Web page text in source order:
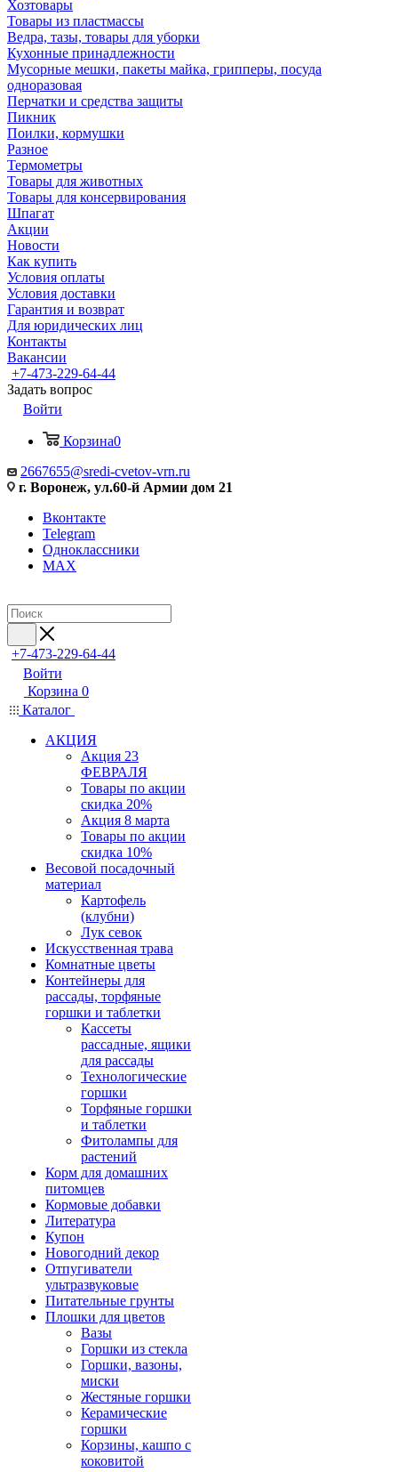
Хозтовары
Товары из пластмассы
Ведра, тазы, товары для уборки
Кухонные принадлежности
Мусорные мешки, пакеты майка, грипперы, посуда
одноразовая
Перчатки и средства защиты
Пикник
Поилки, кормушки
Разное
Термометры
Товары для животных
Товары для консервирования
Шпагат
Акции
Новости
Как купить
Условия оплаты
Условия доставки
Гарантия и возврат
Для юридических лиц
Контакты
Вакансии
+7-473-229-64-44
Задать вопрос
Войти
Корзина0
2667655@sredi-cvetov-vrn.ru
г. Воронеж, ул.60-й Армии дом 21
Вконтакте
Telegram
Одноклассники
MAX
+7-473-229-64-44
Войти
Корзина 0
Каталог
АКЦИЯ
Акция 23
ФЕВРАЛЯ
Товары по акции
скидка 20%
Акция 8 марта
Товары по акции
скидка 10%
Весовой посадочный
материал
Картофель
(клубни)
Лук севок
Искусственная трава
Комнатные цветы
Контейнеры для
рассады, торфяные
горшки и таблетки
Кассеты
рассадные, ящики
для рассады
Технологические
горшки
Торфяные горшки
и таблетки
Фитолампы для
растений
Корм для домашних
питомцев
Кормовые добавки
Литература
Купон
Новогодний декор
Отпугиватели
ультразвуковые
Питательные грунты
Плошки для цветов
Вазы
Горшки из стекла
Горшки, вазоны,
миски
Жестяные горшки
Керамические
горшки
Корзины, кашпо с
коковитой